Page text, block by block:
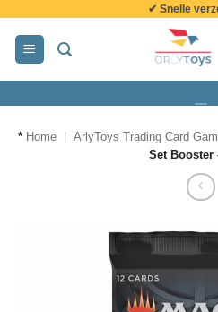
inhoud
✔ Snelle
* Home ArlyToys Trading Card
Set Booster